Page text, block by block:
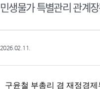
민생물가 특별관리 관계
2026.02.11.